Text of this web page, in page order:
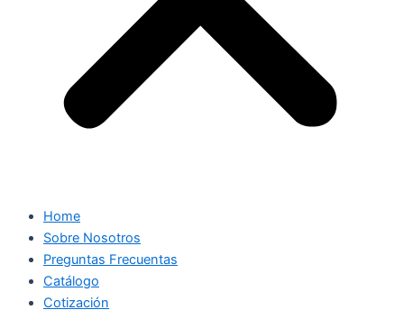
Home
Sobre Nosotros
Preguntas Frecuentas
Catálogo
Cotización